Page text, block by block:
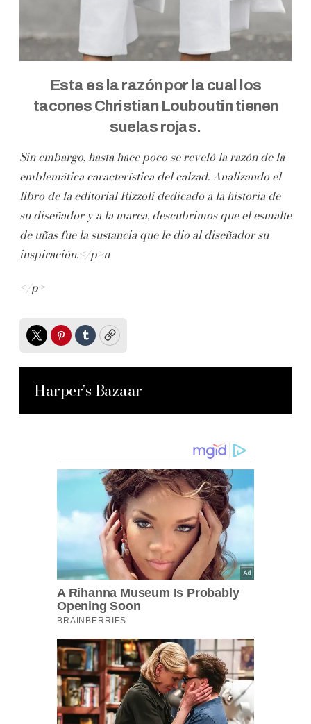
Esta es la razón por la cual los
tacones Christian Louboutin tienen
suelas rojas.
Sin embargo, hasta hace poco se reveló la razón de la
emblemática característica del calzad. Analizando el
libro de la editorial Rizzoli dedicado a la historia de
su diseñador y a la marca, descubrimos que el esmalte
de uñas fue la sustancia que le dio al diseñador su
inspiración.</p>n
</p>
TwitterPinterest
TumblrCopy
Harper’s Bazaar